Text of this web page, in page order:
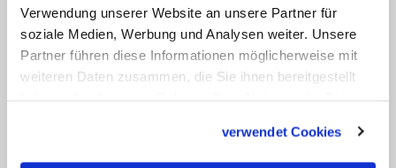
Verwendung unserer Website an unsere Partner für
soziale Medien, Werbung und Analysen weiter. Unsere
Partner führen diese Informationen möglicherweise mit
weiteren Daten zusammen, die Sie ihnen bereitgestellt
verwendet Cookies
Zu den "Ordensleuten auf dem
Synodalen Weg" gehören auch die
Generalpriorin der Kongregation der
Koblenz, Schwester Scholastika Jurt,